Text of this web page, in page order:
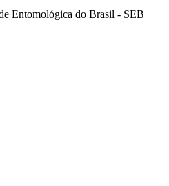
Entomológica do Brasil - SEB